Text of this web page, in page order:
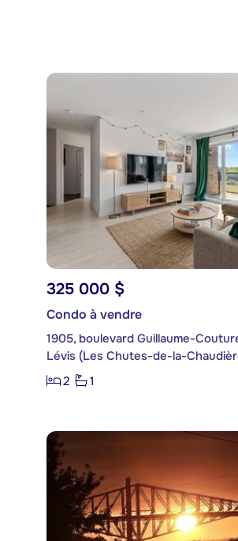
325 000 $
Condo à vendre
1905, boulevard Guillaume-
Lévis (Les Chutes-de-la-
2
1